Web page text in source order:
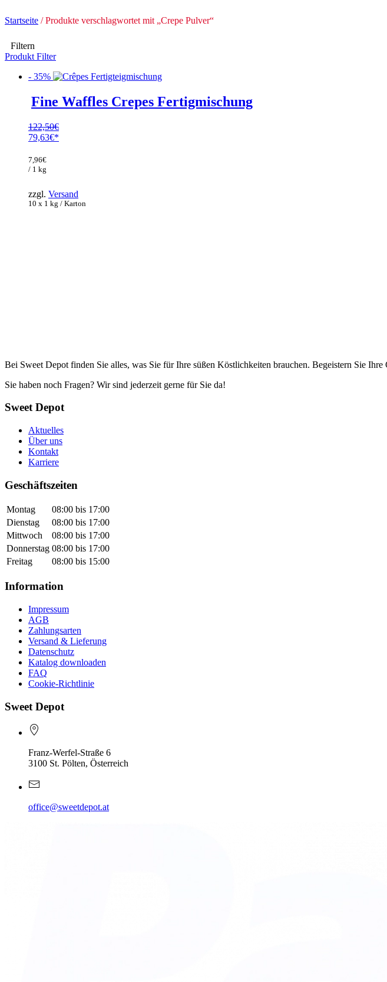
Startseite / Produkte verschlagwortet mit „Crepe Pulver“
Filtern
Produkt Filter
- 35%
Fine Waffles Crepes Fertigmischung
122,50€
Ursprünglicher
war:
122,50€
79,63€
Preis
ist:
10 x 1 kg / Karton
7,96€
/ 1 kg
zzgl. Versand
Bei Sweet Depot finden Sie alles, was Sie für Ihre süßen Köstlichkeiten brauchen. Begeistern Sie
Sie haben noch Fragen? Wir sind jederzeit gerne für Sie da!
Sweet Depot
Aktuelles
Über uns
Kontakt
Karriere
Geschäftszeiten
Montag
08:00 bis 17:00
Dienstag
08:00 bis 17:00
Mittwoch
08:00 bis 17:00
Donnerstag 08:00 bis 17:00
Freitag
08:00 bis 15:00
Information
Impressum
AGB
Zahlungsarten
Versand & Lieferung
Datenschutz
Katalog downloaden
FAQ
Cookie-Richtlinie
Sweet Depot
Franz-Werfel-Straße 6
3100 St. Pölten, Österreich
office@sweetdepot.at